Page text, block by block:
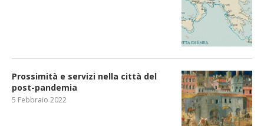
Prossimità e servizi nella città del
post-pandemia
5 Febbraio 2022